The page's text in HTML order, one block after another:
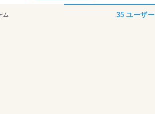
ム 35 ユーザー